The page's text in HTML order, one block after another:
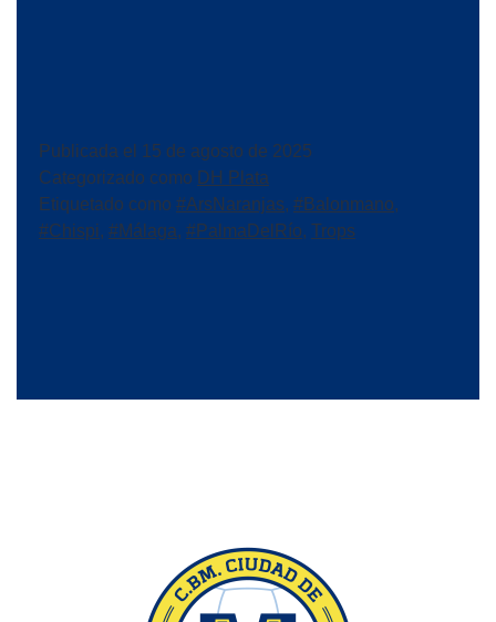
Publicada el
15 de agosto de 2025
Categorizado como DH Plata
Etiquetado como #ArsNaranjas, #Balonmano,
#Chispi, #Málaga, #PalmaDelRío, Trops